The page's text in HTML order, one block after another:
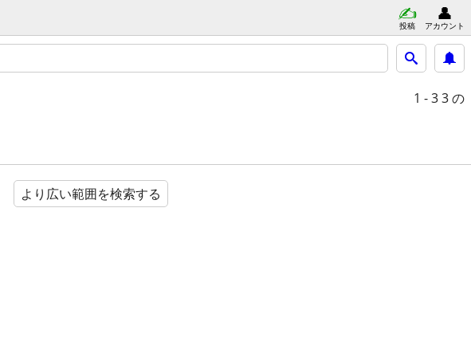
投稿 アカウント
1 - 33 の
より広い範囲を検索する